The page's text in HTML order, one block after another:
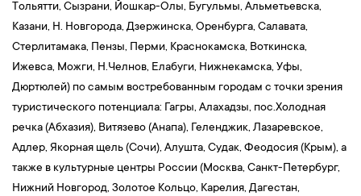
Тольятти, Сызрани, Йошкар-Олы, Бугульмы, Альметьевска,
Казани, Н. Новгорода, Дзержинска, Оренбурга, Салавата,
Стерлитамака, Пензы, Перми, Краснокамска, Воткинска,
Ижевса, Можги, Н.Челнов, Елабуги, Нижнекамска, Уфы,
Дюртюлей) по самым востребованным городам с точки зрения
туристического потенциала: Гагры, Алахадзы, пос.Холодная
речка (Абхазия), Витязево (Анапа), Геленджик, Лазаревское,
Адлер, Якорная щель (Сочи), Алушта, Судак, Феодосия (Крым), а
также в культурные центры России (Москва, Санкт-Петербург,
Нижний Новгород, Золотое Кольцо, Карелия, Дагестан,